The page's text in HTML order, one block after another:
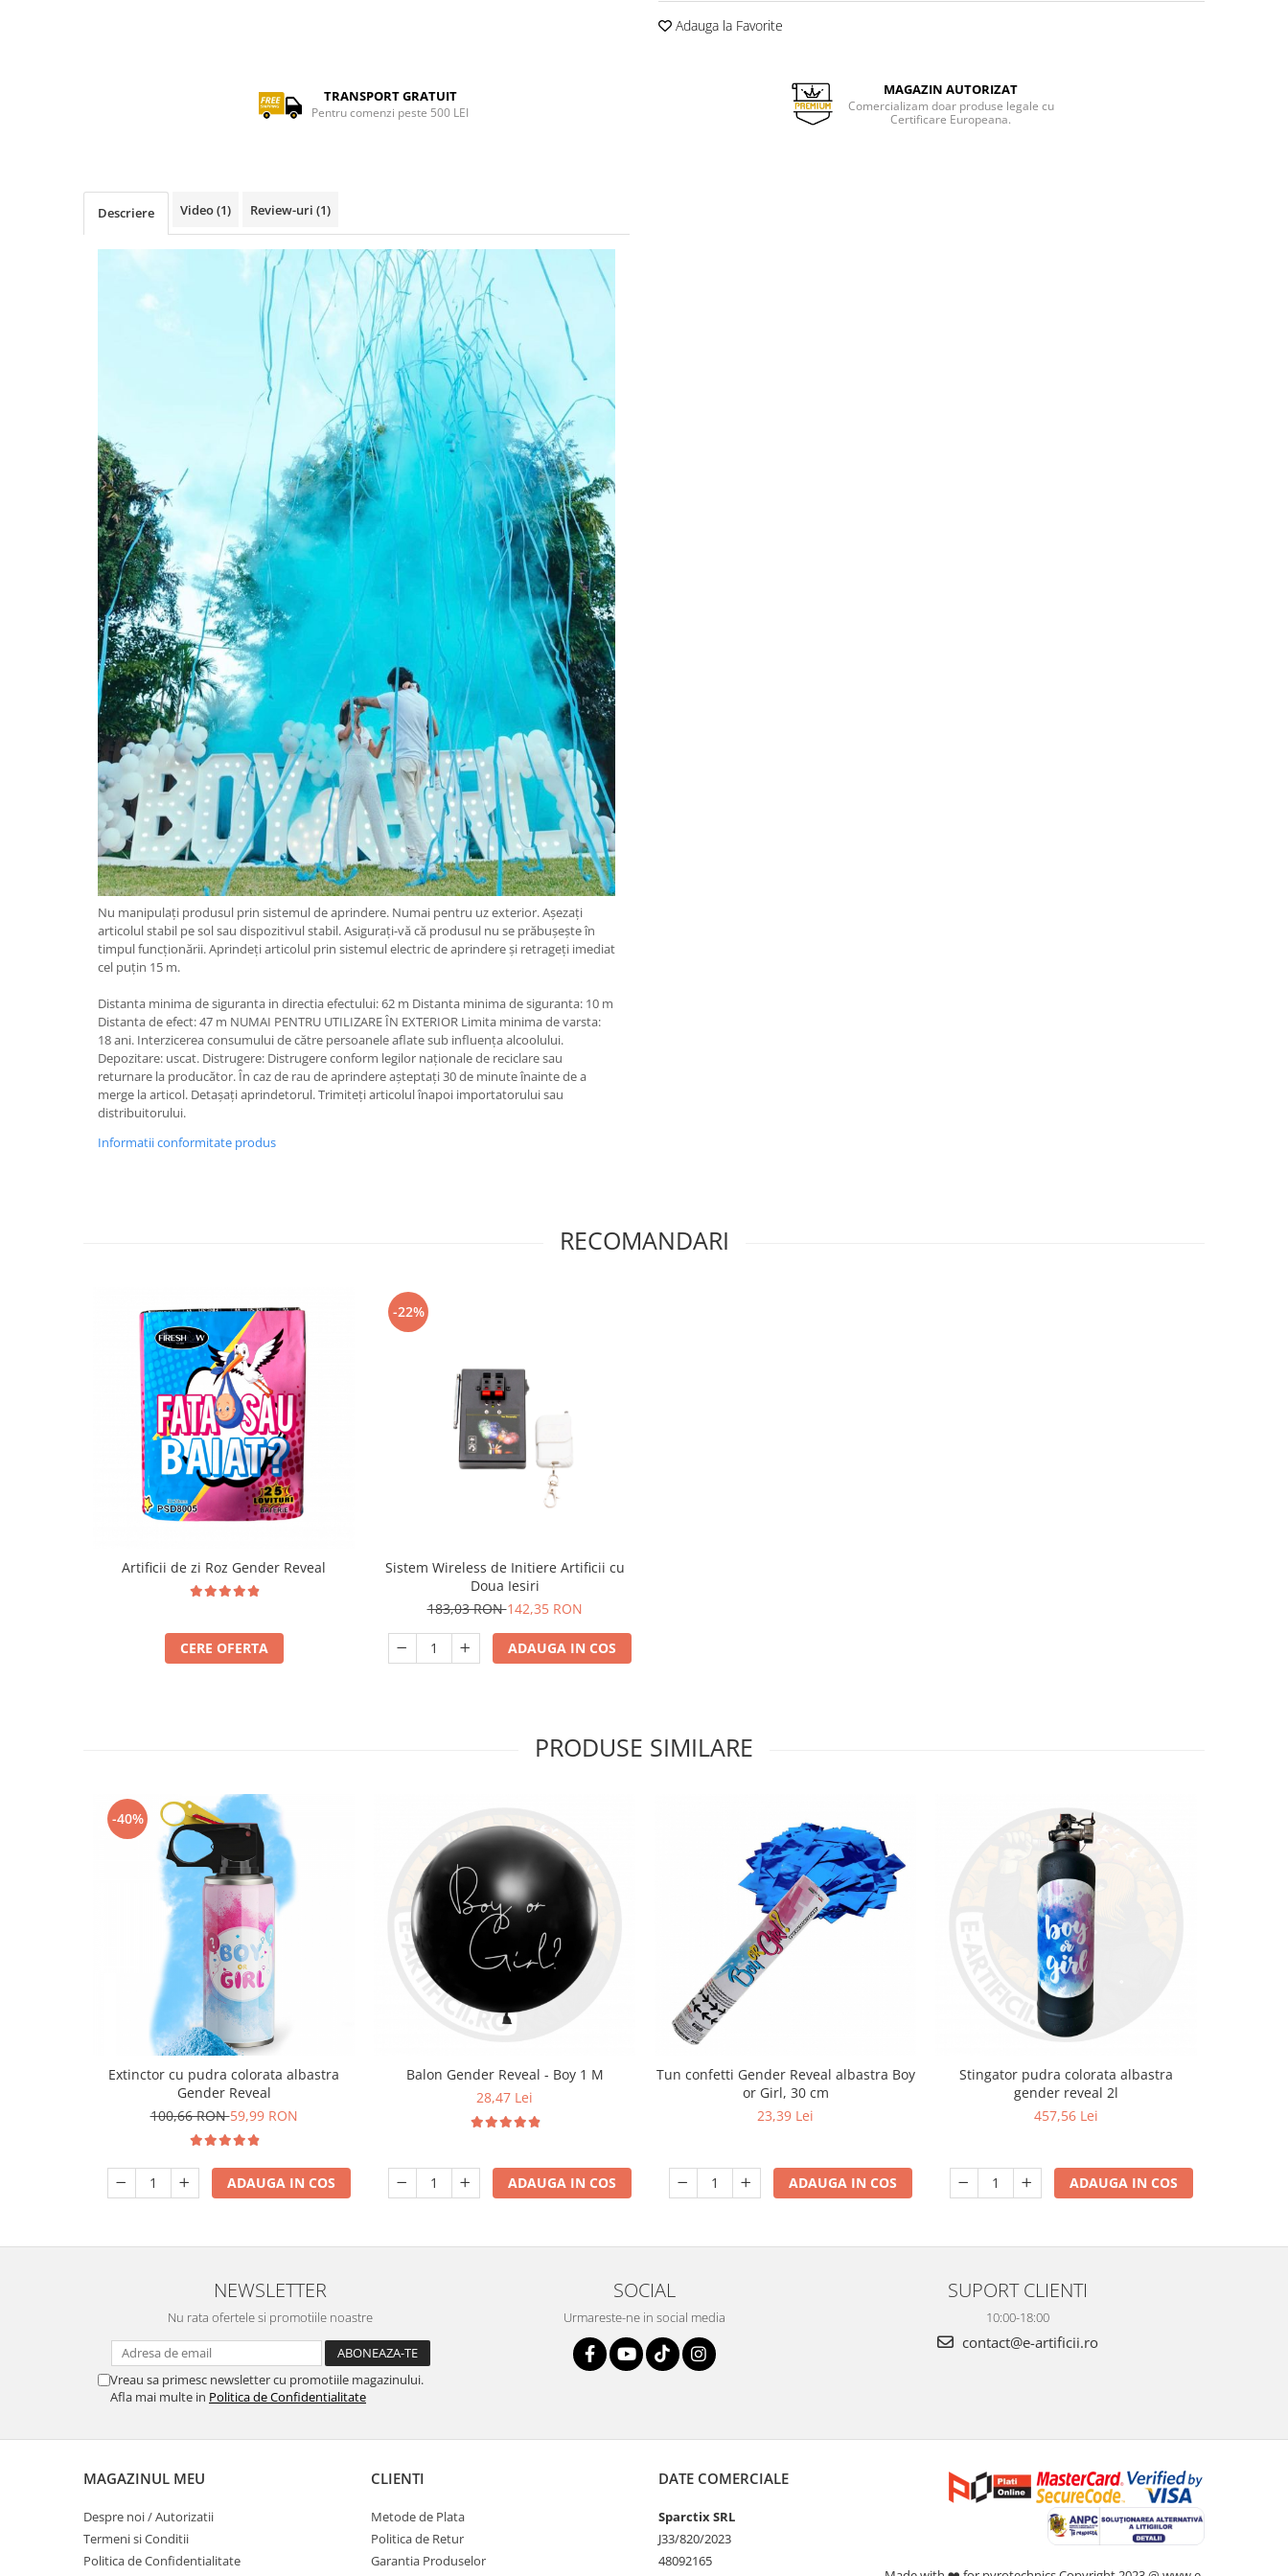
Adauga la Favorite
TRANSPORT GRATUIT
Pentru comenzi peste 500 LEI
MAGAZIN AUTORIZAT
Comercializam doar produse legale cu
Certificare Europeana.
Descriere Video(1) Review-uri (1)
Nu manipulați produsul prin sistemul de aprindere. Numai pentru uz exterior. Așezați
articolul stabil pe sol sau dispozitivul stabil. Asigurați-vă că produsul nu se prăbușește în
timpul funcționării. Aprindeți articolul prin sistemul electric de aprindere și retrageți imediat
cel puțin 15 m.
Distanta minima de siguranta in directia efectului: 62 m Distanta minima de siguranta: 10 m
Distanta de efect: 47 m NUMAI PENTRU UTILIZARE ÎN EXTERIOR Limita minima de varsta:
18 ani. Interzicerea consumului de către persoanele aflate sub influența alcoolului.
Depozitare: uscat. Distrugere: Distrugere conform legilor naționale de reciclare sau
returnare la producător. În caz de rau de aprindere așteptați 30 de minute înainte de a
merge la articol. Detașați aprindetorul. Trimiteți articolul înapoi importatorului sau
distribuitorului.
Informatii conformitate produs
RECOMANDARI
Artificii de zi Roz Gender Reveal
CERE OFERTA
-22%
Sistem Wireless de Initiere Artificii cu
Doua Iesiri
183,03 RON142,35 RON
ADAUGA IN COS
PRODUSE SIMILARE
-40%
Extinctor cu pudra colorata albastra
Gender Reveal
100,66 RON59,99 RON
ADAUGA IN COS
Balon Gender Reveal - Boy 1 M
28,47 Lei
ADAUGA IN COS
Tun confetti Gender Reveal albastra Boy
or Girl, 30 cm
23,39 Lei
ADAUGA IN COS
Stingator pudra colorata albastra
gender reveal 2l
457,56 Lei
ADAUGA IN COS
NEWSLETTER
Nu rata ofertele si promotiile noastre
Vreau sa primesc newsletter cu promotiile magazinului.
Afla mai multe in Politica de Confidentialitate
SOCIAL
Urmareste-ne in social media
SUPORT CLIENTI
10:00-18:00
contact@e-artificii.ro
MAGAZINUL MEU
Despre noi / Autorizatii
Termeni si Conditii
Politica de Confidentialitate
CLIENTI
Metode de Plata
Politica de Retur
Garantia Produselor
DATE COMERCIALE
Sparctix SRL
J33/820/2023
48092165